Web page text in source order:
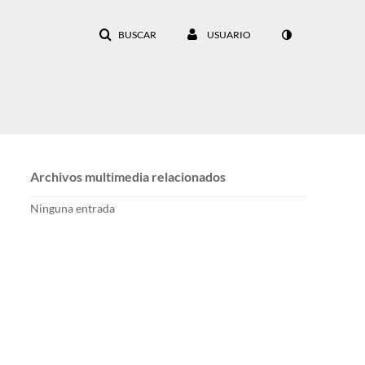
BUSCAR USUARIO
Archivos multimedia relacionados
Ninguna entrada